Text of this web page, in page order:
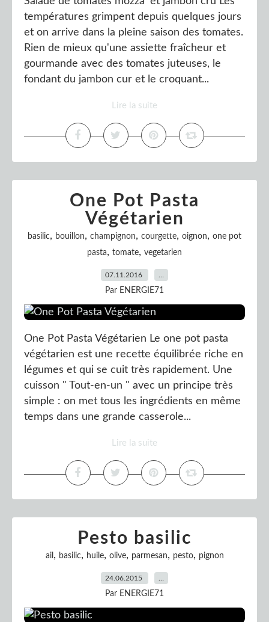
températures grimpent depuis quelques jours
et on arrive dans la pleine saison des tomates.
Rien de mieux qu'une assiette fraîcheur et
gourmande avec des tomates juteuses, le
fondant du jambon cur et le croquant...
Lire la suite
One Pot Pasta
Végétarien
basilic, bouillon, champignon, courgette, oignon, one pot
pasta, tomate, vegetarien
07.11.2016
Par ENERGIE71
One Pot Pasta Végétarien Le one pot pasta
végétarien est une recette équilibrée riche en
légumes et qui se cuit très rapidement. Une
cuisson " Tout-en-un " avec un principe très
simple : on met tous les ingrédients en même
temps dans une grande casserole...
Lire la suite
Pesto basilic
ail, basilic, huile, olive, parmesan, pesto, pignon
24.06.2015
Par ENERGIE71